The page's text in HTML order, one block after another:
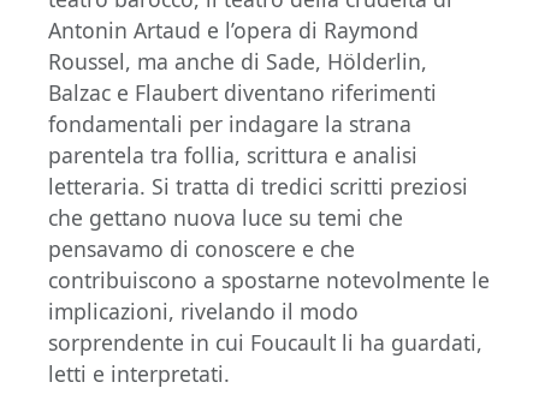
Antonin Artaud e l’opera di Raymond
Roussel, ma anche di Sade, Hölderlin,
Balzac e Flaubert diventano riferimenti
fondamentali per indagare la strana
parentela tra follia, scrittura e analisi
letteraria. Si tratta di tredici scritti preziosi
che gettano nuova luce su temi che
pensavamo di conoscere e che
contribuiscono a spostarne notevolmente le
implicazioni, rivelando il modo
sorprendente in cui Foucault li ha guardati,
letti e interpretati.